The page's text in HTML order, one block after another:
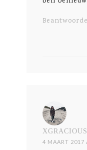
4 MAART 2017